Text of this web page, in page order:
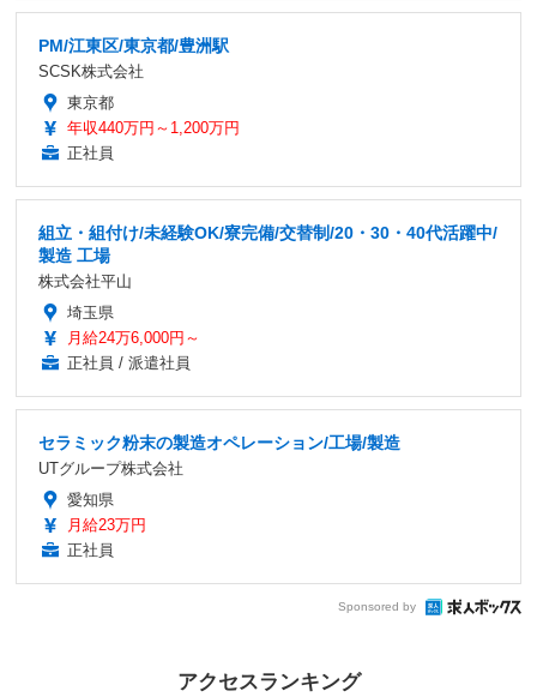
PM/江東区/東京都/豊洲駅
SCSK株式会社
東京都
年収440万円～1,200万円
正社員
組立・組付け/未経験OK/寮完備/交替制/20・30・40代活躍中/
製造 工場
株式会社平山
埼玉県
月給24万6,000円～
正社員 / 派遣社員
セラミック粉末の製造オペレーション/工場/製造
UTグループ株式会社
愛知県
月給23万円
正社員
Sponsored by
アクセスランキング